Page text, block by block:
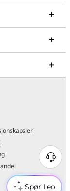
Spør Leo